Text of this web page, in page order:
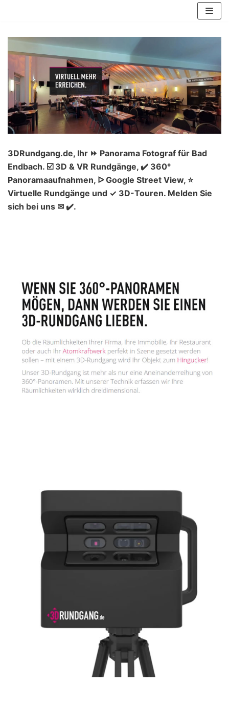
Inhalt
springen
3DRundgang.de, Ihr ⏩ Panorama Fotograf für Bad
Endbach. ☑️ 3D & VR Rundgänge, ✔️ 360°
Panoramaaufnahmen, ᐅ Google Street View, ⭐
Virtuelle Rundgänge und ✓ 3D-Touren. Melden Sie
sich bei uns ✉ ✔️.